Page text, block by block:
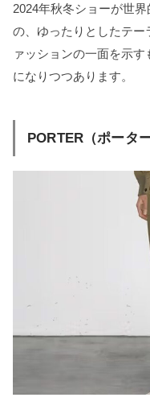
2024年秋冬ショーが世
の、ゆったりとしたテー
ァッションの一面を示
になりつつあります。
PORTER（ポータ